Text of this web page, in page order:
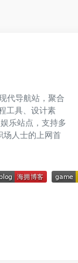
代导航站，聚合
工具、设计素
乐站点，支持多
场人士的上网首